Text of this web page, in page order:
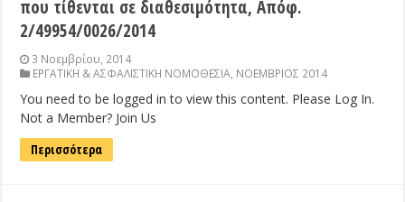
που τίθενται σε διαθεσιμότητα, Απόφ.
2/49954/0026/2014
3 Νοεμβρίου, 2014
ΕΡΓΑΤΙΚΗ & ΑΣΦΑΛΙΣΤΙΚΗ ΝΟΜΟΘΕΣΙΑ, ΝΟΕΜΒΡΙΟΣ 2014
You need to be logged in to view this content. Please Log In.
Not a Member? Join Us
Περισσότερα